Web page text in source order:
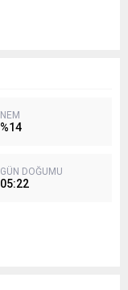
NEM
%14
GÜN DOĞUMU
05:22